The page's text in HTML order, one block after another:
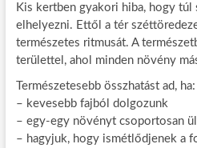
Kis kertben gyakori hiba, hogy
elhelyezni. Ettől a tér
természetes ritmusát. A
területtel, ahol minden növény
Természetesebb összhatást ad, ha:
– kevesebb fajból dolgozunk
– egy-egy növényt csoportosan
– hagyjuk, hogy ismétlődjenek a